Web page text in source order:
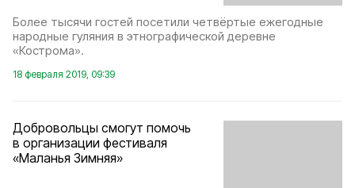
Более тысячи гостей посетили четвёртые ежегодные
народные гуляния в этнографической деревне
«Кострома».
18 февраля 2019, 09:39
Добровольцы смогут помочь
в организации фестиваля
«Маланья Зимняя»